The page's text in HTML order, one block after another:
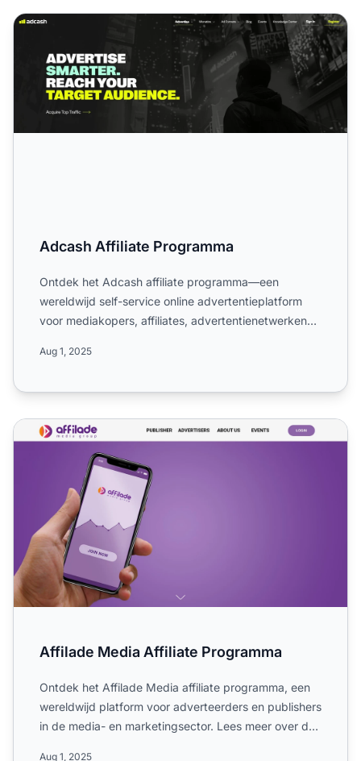
Adcash Affiliate Programma
Adcash Affiliate Programma
Ontdek het Adcash affiliate programma—een
wereldwijd self-service online advertentieplatform
voor mediakopers, affiliates, advertentienetwerken
Aug 1, 2025
Affilade Media Affiliate Programma
Affilade Media Affiliate Programma
Ontdek het Affilade Media affiliate programma, een
wereldwijd platform voor adverteerders en publishers
in de media- en marketingsector. Lees meer over de
Aug 1, 2025